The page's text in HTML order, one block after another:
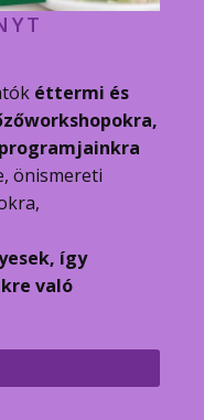
éttermi és
önismereti
így
való